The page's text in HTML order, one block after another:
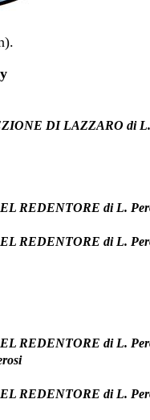
DI LAZZARO di L.
REDENTORE di L.
REDENTORE di L.
REDENTORE di L.
REDENTORE di L.